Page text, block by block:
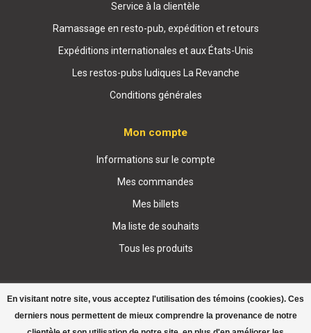
En visitant notre site, vous acceptez l'utilisation des témoins (cookies). Ces
derniers nous permettent de mieux comprendre la provenance de notre
Service à la clientèle
Ramassage en resto-pub, expédition et retours
Expéditions internationales et aux États-Unis
Les restos-pubs ludiques La Revanche
Conditions générales
Mon compte
Informations sur le compte
Mes commandes
Mes billets
Ma liste de souhaits
Tous les produits